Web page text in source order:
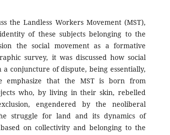
the Landless Workers Movement (MST),
of these subjects belonging to the
the social movement as a formative
survey, it was discussed how social
conjuncture of dispute, being essentially,
emphasize that the MST is born from
who, by living in their skin, rebelled
engendered by the neoliberal
struggle for land and its dynamics of
on collectivity and belonging to the